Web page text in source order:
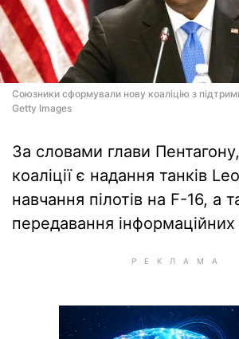
Союзники сформували нову коаліцію з
Getty Images
За словами глави
коаліції є надання танків
навчання пілотів на F-16, а
передавання інформаційних